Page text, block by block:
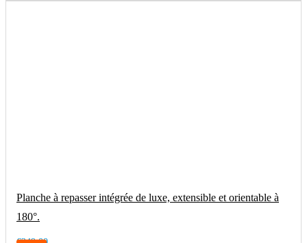
Planche à repasser intégrée de luxe, extensible et orientable à
180°.